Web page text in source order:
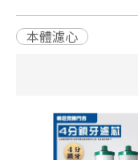
本體濾心